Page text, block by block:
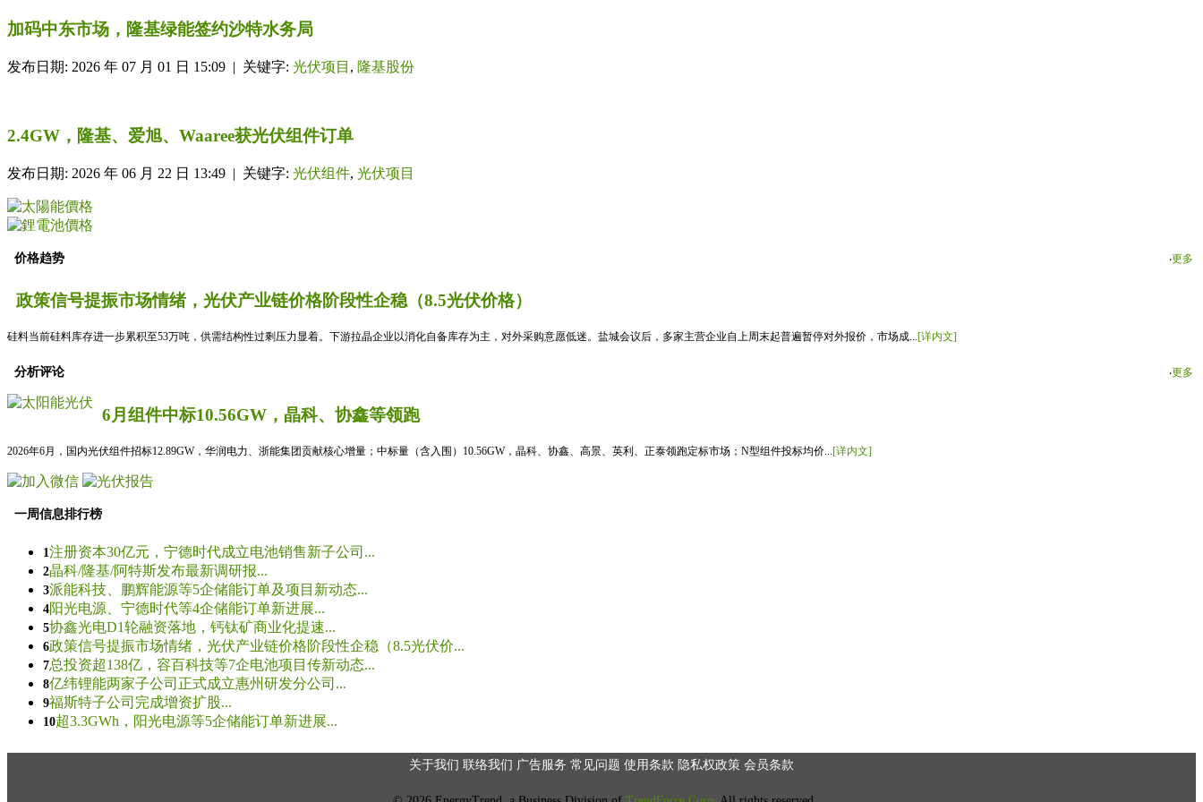
加码中东市场，隆基绿能签约沙特水务局
发布日期: 2026 年 07 月 01 日 15:09 | 关键字: 光伏项目 , 隆基股份
2.4GW，隆基、爱旭、Waaree获光伏组件订单
发布日期: 2026 年 06 月 22 日 13:49 | 关键字: 光伏组件, 光伏项目
价格趋势 ‧更多
政策信号提振市场情绪，光伏产业链价格阶段性企稳（8.5光伏价格）
硅料当前硅料库存进一步累积至53万吨，供需结构性过剩压力显着。下游拉晶企业以消化自备库存为主，对外采购意愿低迷。盐城会议后，多家主营企业自上周末起普遍暂停对外报价，市场成...[详内文]
分析评论 ‧更多
6月组件中标10.56GW，晶科、协鑫等领跑
2026年6月，国内光伏组件招标12.89GW，华润电力、浙能集团贡献核心增量；中标量（含入围）10.56GW，晶科、协鑫、高景、英利、正泰领跑定标市场；N型组件投标均价... [详内文]
一周信息排行榜
1注册资本30亿元，宁德时代成立电池销售新子公司...
2晶科/隆基/阿特斯发布最新调研报...
3派能科技、鹏辉能源等5企储能订单及项目新动态...
4阳光电源、宁德时代等4企储能订单新进展...
5协鑫光电D1轮融资落地，钙钛矿商业化提速...
6政策信号提振市场情绪，光伏产业链价格阶段性企稳（8.5光伏价...
7总投资超138亿，容百科技等7企电池项目传新动态...
8亿纬锂能两家子公司正式成立惠州研发分公司...
9福斯特子公司完成增资扩股...
10超3.3GWh，阳光电源等5企储能订单新进展...
关于我们 联络我们 广告服务 常见问题 使用条款 隐私权政策 会员条款